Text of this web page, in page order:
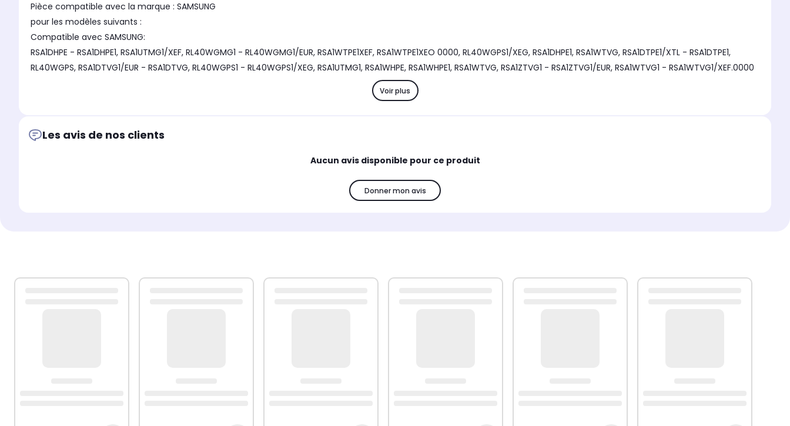
Pièce compatible avec la marque : SAMSUNG
pour les modèles suivants :
Compatible avec SAMSUNG:
RSA1DHPE - RSA1DHPE1, RSA1UTMG1/XEF, RL40WGMG1 - RL40WGMG1/EUR, RSA1WTPE1XEF, RSA1WTPE1XEO 0000, RL40WGPS1/XEG, RSA1DHPE1, RSA1WTVG, RSA1DTPE1/XTL - RSA1DTPE1,
RL40WGPS, RSA1DTVG1/EUR - RSA1DTVG, RL40WGPS1 - RL40WGPS1/XEG, RSA1UTMG1, RSA1WHPE, RSA1WHPE1, RSA1WTVG, RSA1ZTVG1 - RSA1ZTVG1/EUR, RSA1WTVG1 - RSA1WTVG1/XEF.0000
Voir plus
Les avis de nos clients
Aucun avis disponible pour ce produit
Donner mon avis